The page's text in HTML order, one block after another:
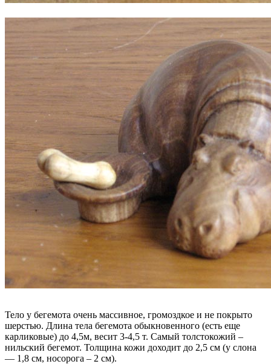
Тело у бегемота очень массивное, громоздкое и не покрыто
шерстью. Длина тела бегемота обыкновенного (есть еще
карликовые) до 4,5м, весит 3-4,5 т. Самый толстокожий –
нильский бегемот. Толщина кожи доходит до 2,5 см (у слона
— 1,8 см, носорога – 2 см).